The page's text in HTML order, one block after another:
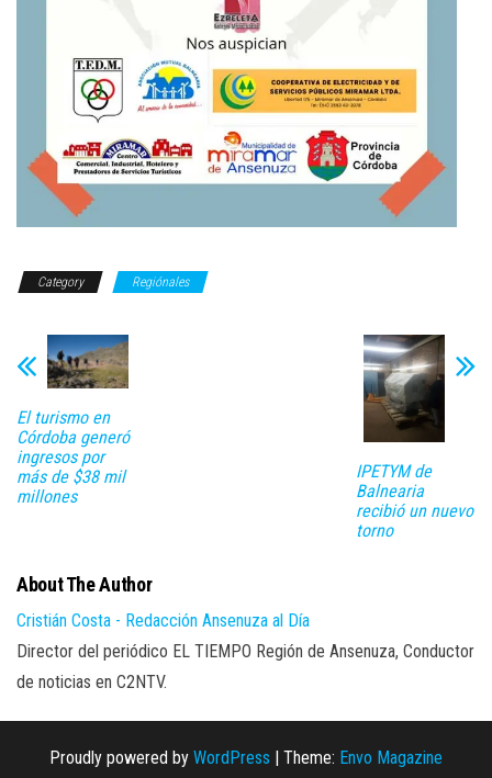
Category Regiónales
El turismo en
Córdoba generó
ingresos por
más de $38 mil
millones
IPETYM de
Balnearia
recibió un nuevo
torno
About The Author
Cristián Costa - Redacción Ansenuza al Día
Director del periódico EL TIEMPO Región de Ansenuza, Conductor
de noticias en C2NTV.
Proudly powered by WordPress Theme: Envo Magazine